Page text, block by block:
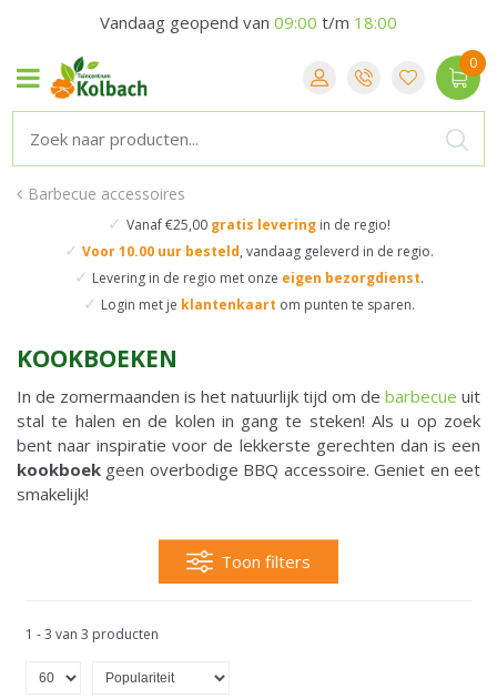
Barbecue accessoires
✓ Vanaf €25,00 gratis leveringin de regio!
✓ Voor 10.00 uur besteld, vandaag geleverd in de regio.
✓ Levering in de regio met onze eigen bezorgdienst.
✓ Login met je klantenkaart om punten te sparen.
Vandaag geopend van 09:00 t/m 18:00
KOOKBOEKEN
In de zomermaanden is het natuurlijk tijd om de barbecue uit
stal te halen en de kolen in gang te steken! Als u op zoek
bent naar inspiratie voor de lekkerste gerechten dan is een
kookboek geen overbodige BBQ accessoire. Geniet en eet
smakelijk!
Toon filters
1 - 3 van 3 producten